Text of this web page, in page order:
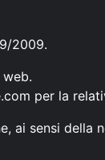
2009.
per la
ai sensi della